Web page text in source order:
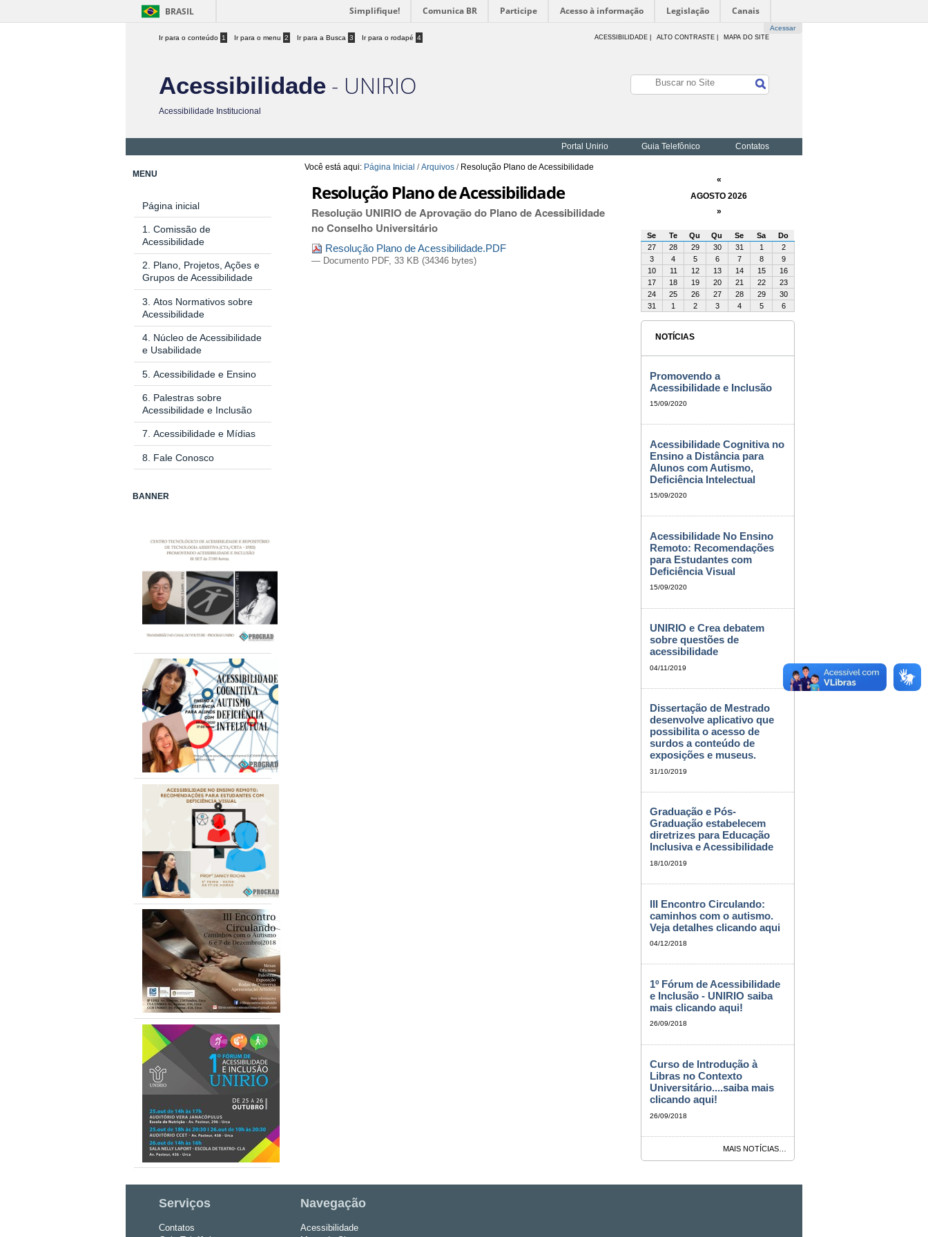
BRASIL Simplifique! Comunica BR Participe Acesso à informação Legislação Canais
Acessar
Ir para o conteúdo 1 Ir para o menu 2 Ir para a Busca 3 Ir para o rodapé 4 ACESSIBILIDADE ALTO CONTRASTE | MAPA DO SITE
Acessibilidade - UNIRIO
Acessibilidade Institucional
Portal Unirio Guia Telefônico Contatos
Você está aqui: Página Inicial /Arquivos / Resolução Plano de Acessibilidade
Resolução Plano de Acessibilidade
Resolução UNIRIO de Aprovação do Plano de Acessibilidade
no Conselho Universitário
Resolução Plano de Acessibilidade.PDF
— Documento PDF, 33 KB (34346 bytes)
MENU
Página inicial
1. Comissão de
Acessibilidade
2. Plano, Projetos, Ações e
Grupos de Acessibilidade
3. Atos Normativos sobre
Acessibilidade
4. Núcleo de Acessibilidade
e Usabilidade
5. Acessibilidade e Ensino
6. Palestras sobre
Acessibilidade e Inclusão
7. Acessibilidade e Mídias
8. Fale Conosco
BANNER
«
AGOSTO 2026
»
Se Te Qu Qu Se Sa
Do
27
28 29 30 31 1
2
3
4 5 6 7 8
9
10
11 12 13 14 15
16
17
18 19 20 21 22
23
24
25 26 27 28 29
30
31
1 2 3 4 5 6
NOTÍCIAS
Promovendo a
Acessibilidade e Inclusão
15/09/2020
Acessibilidade Cognitiva no
Ensino a Distância para
Alunos com Autismo,
Deficiência Intelectual
15/09/2020
Acessibilidade No Ensino
Remoto: Recomendações
para Estudantes com
Deficiência Visual
15/09/2020
UNIRIO e Crea debatem
sobre questões de
acessibilidade
04/11/2019
Dissertação de Mestrado
desenvolve aplicativo que
possibilita o acesso de
surdos a conteúdo de
exposições e museus.
31/10/2019
Graduação e Pós-
Graduação estabelecem
diretrizes para Educação
Inclusiva e Acessibilidade
18/10/2019
III Encontro Circulando:
caminhos com o autismo.
Veja detalhes clicando aqui
04/12/2018
1º Fórum de Acessibilidade
e Inclusão - UNIRIO saiba
mais clicando aqui!
26/09/2018
Curso de Introdução à
Libras no Contexto
Universitário....saiba mais
clicando aqui!
26/09/2018
MAIS NOTÍCIAS…
Serviços
Contatos
Navegação
Acessibilidade